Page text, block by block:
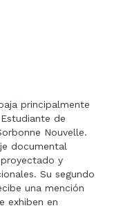
principalmente
de
Nouvelle.
documental
proyectado y
Su segundo
una mención
exhiben en